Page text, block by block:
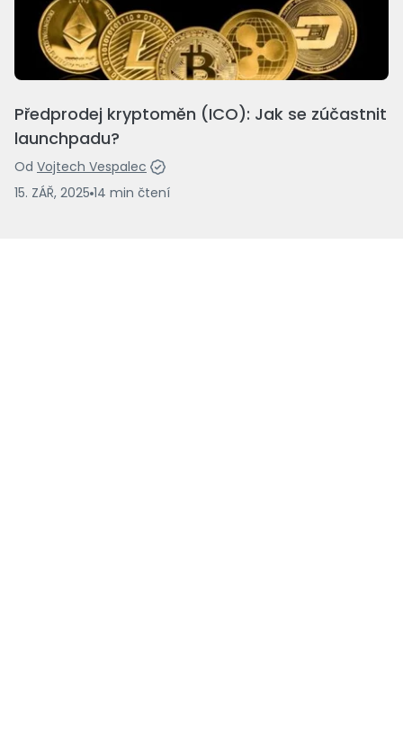
Předprodej kryptoměn (ICO): Jak se zúčastnit
launchpadu?
Od Vojtech Vespalec
15. ZÁŘ, 2025 14 min čtení